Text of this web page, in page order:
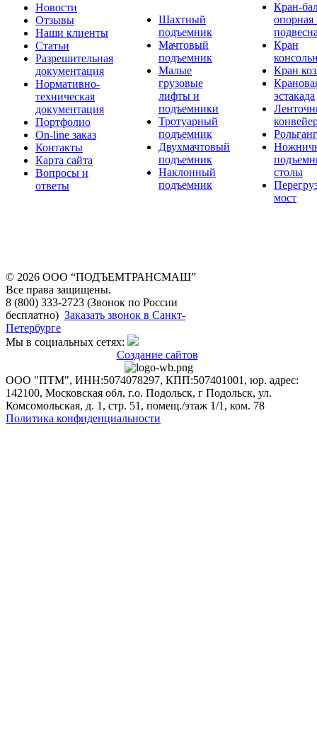
Новости
Отзывы
Наши клиенты
Статьи
Разрешительная
документация
Нормативно-
техническая
документация
Портфолио
On-line заказ
Контакты
Карта сайта
Вопросы и
ответы
Шахтный
подъемник
Мачтовый
подъемник
Малые
грузовые
лифты и
подъемники
Тротуарный
подъемник
Двухмачтовый
подъемник
Наклонный
подъемник
Кран-
опорная
Кран
Кран
эстакада
столы
мост
© 2026 OOO “ПОДЪЕМТРАНСМАШ”
Все права защищены.
8 (800) 333-2723 (Звонок по России
бесплатно) Заказать звонок в Санкт-
Петербурге
Мы в социальных сетях:
Создание сайтов
ООО "ПТМ", ИНН:5074078297, КПП:507401001, юр. адрес:
142100, Московская обл, г.о. Подольск, г Подольск, ул.
Комсомольская, д. 1, стр. 51, помещ./этаж 1/1, ком. 78
Политика конфиденциальности